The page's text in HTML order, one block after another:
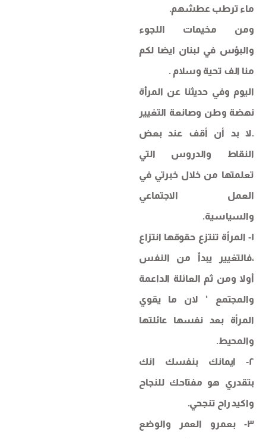
ماء ترطب عطشهم.
ومن مخيمات اللجوء
والبؤس في لبنان ايضا لكم
منا الف تحية وسلام .
اليوم وفي حديثنا عن المرأة
نهضة وطن وصانعة التغيير
.لا بد أن أقف عند بعض
النقاط والدروس التي
تعلمتها من خلال خبرتي في
العمل الاجتماعي
والسياسية.
١‐ المرأة تنتزع حقوقها انتزاع
،فالتغيير يبدأ من النفس
أولا ومن ثم العائلة الداعمة
والمجتمع ‘ لان ما يقوي
المرأة بعد نفسها عائلتها
والمحيط.
٢‐ ايمانك بنفسك انك
بتقدري هو مفتاحك للنجاح
واكيد راح تنجحي.
٣- بعمرو العمر والوضع